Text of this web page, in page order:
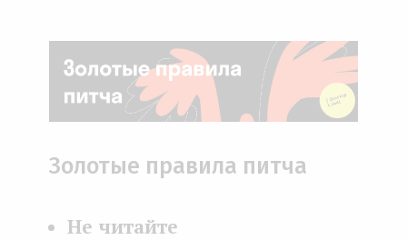
Золотые правила питча
Не читайте